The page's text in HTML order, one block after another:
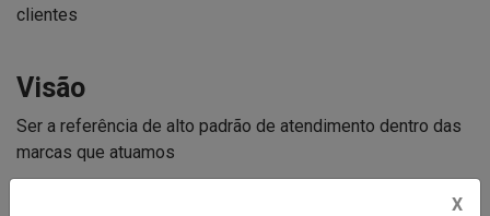
clientes
Visão
Ser a referência de alto padrão de atendimento dentro das
marcas que atuamos
X